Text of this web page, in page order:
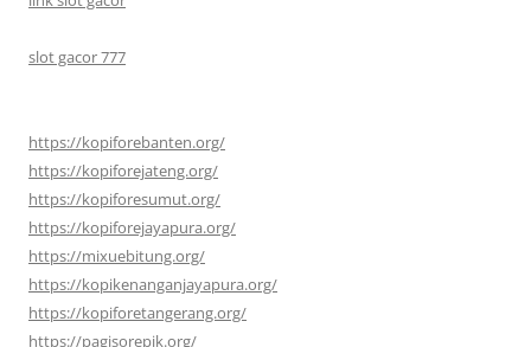
slot gacor 777
https://kopiforebanten.org/
https://kopiforejateng.org/
https://kopiforesumut.org/
https://kopiforejayapura.org/
https://mixuebitung.org/
https://kopikenanganjayapura.org/
https://kopiforetangerang.org/
https://pagisorepik.org/